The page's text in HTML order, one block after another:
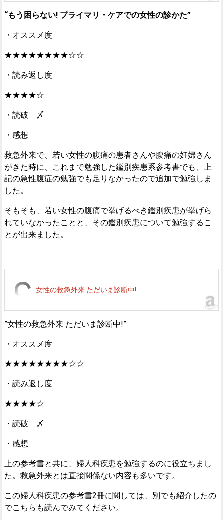
“もう困らない! プライマリ・ケアでの女性の診かた”
・オススメ度
★★★★★★★★☆☆
・読み返し度
★★★★☆
・読破 〆
・感想
救急外来で、若い女性の腹痛の患者さんや腹痛の妊婦さん
がきた時に、これまで勉強した鑑別疾患系参考書でも、上
記の急性腹症の勉強でも足りなかったので追加で勉強しま
した。
そもそも、若い女性の腹痛で挙げるべき鑑別疾患が挙げら
れていなかったことと、その鑑別疾患について勉強するこ
とが出来ました。
女性の救急外来 ただいま診断中!
”女性の救急外来 ただいま診断中!”
・オススメ度
★★★★★★★★☆☆
・読み返し度
★★★★☆
・読破 〆
・感想
上の参考書と共に、婦人科疾患を勉強するのに役立ちまし
た。救急外来とは直接関係ない内容も多いです。
この婦人科疾患の参考書2冊に関しては、別でも紹介したの
でこちらも読んでみてください。